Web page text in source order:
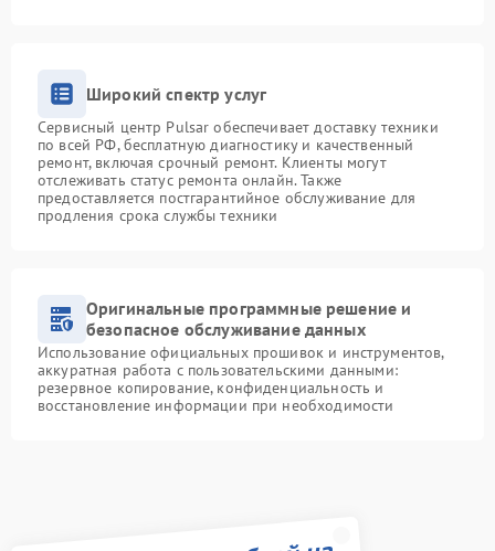
Широкий спектр услуг
Сервисный центр Pulsar обеспечивает доставку техники
по всей РФ, бесплатную диагностику и качественный
ремонт, включая срочный ремонт. Клиенты могут
отслеживать статус ремонта онлайн. Также
предоставляется постгарантийное обслуживание для
продления срока службы техники
Оригинальные программные решение и
безопасное обслуживание данных
Использование официальных прошивок и инструментов,
аккуратная работа с пользовательскими данными:
резервное копирование, конфиденциальность и
восстановление информации при необходимости